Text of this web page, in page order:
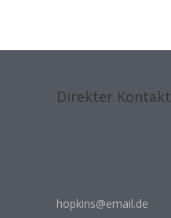
Direkter Kontakt
hopkins@email.de